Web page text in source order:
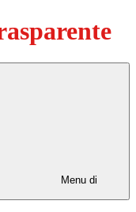
Menu di